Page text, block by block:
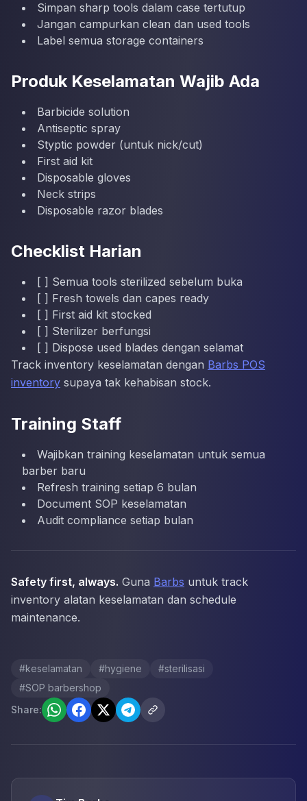
Simpan sharp tools dalam case tertutup
Jangan campurkan clean dan used tools
Label semua storage containers
Produk Keselamatan Wajib Ada
Barbicide solution
Antiseptic spray
Styptic powder (untuk nick/cut)
First aid kit
Disposable gloves
Neck strips
Disposable razor blades
Checklist Harian
[ ] Semua tools sterilized sebelum buka
[ ] Fresh towels dan capes ready
[ ] First aid kit stocked
[ ] Sterilizer berfungsi
[ ] Dispose used blades dengan selamat
Track inventory keselamatan dengan Barbs POS
inventory supaya tak kehabisan stock.
Training Staff
Wajibkan training keselamatan untuk semua
barber baru
Refresh training setiap 6 bulan
Document SOP keselamatan
Audit compliance setiap bulan
Safety first, always. Guna Barbs untuk track
inventory alatan keselamatan dan schedule
maintenance.
#keselamatan #hygiene #sterilisasi
#SOP barbershop
Share: